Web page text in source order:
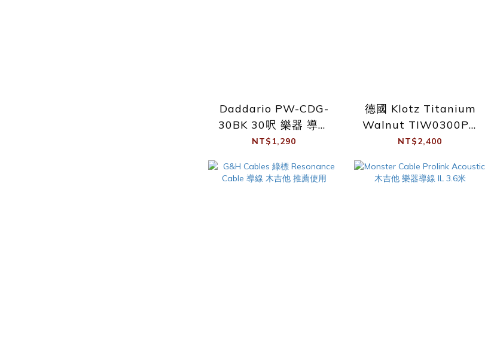
Daddario PW-CDG-
30BK 30呎 樂器 導線
捲捲線
NT$1,290
德國 Klotz Titanium
Walnut TIW0300PR
頂級 電吉他導線 胡桃木
NT$2,400